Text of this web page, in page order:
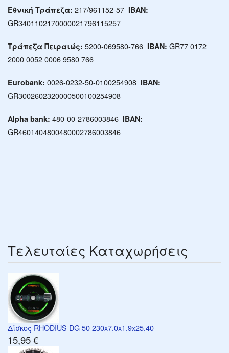
Εθνική Τράπεζα: 217/961152-57 IBAN:
GR3401102170000021796115257
Τράπεζα Πειραιώς: 5200-069580-766 IBAN: GR77 0172
2000 0052 0006 9580 766
Eurobank: 0026-0232-50-0100254908 IBAN:
GR3002602320000500100254908
Αlpha bank: 480-00-2786003846 IBAN:
GR4601404800480002786003846
Τελευταίες Καταχωρήσεις
Δίσκος RHODIUS DG 50 230x7,0x1,9x25,40
15,95 €